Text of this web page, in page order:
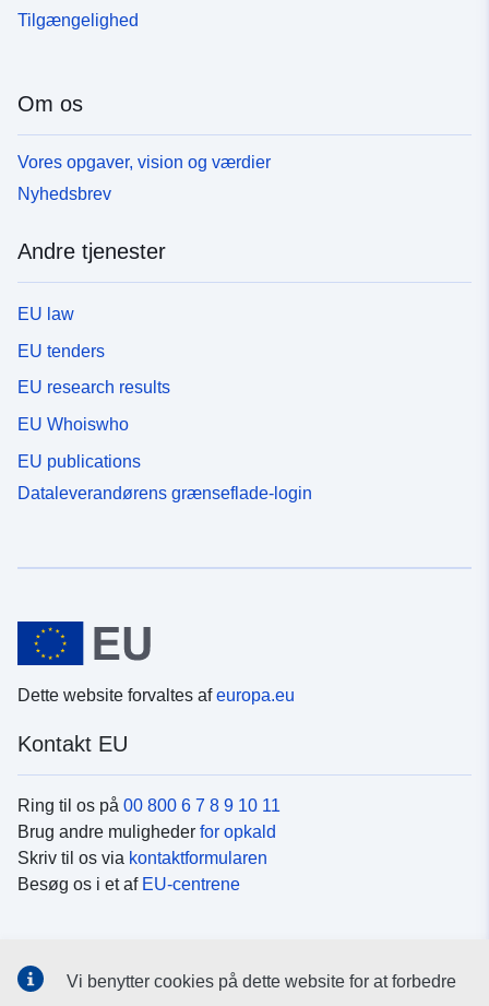
Tilgængelighed
Om os
Vores opgaver, vision og værdier
Nyhedsbrev
Andre tjenester
EU law
EU tenders
EU research results
EU Whoiswho
EU publications
Dataleverandørens grænseflade-login
Dette website forvaltes afeuropa.eu
Kontakt EU
Ring til os på 00 800 6 7 8 9 10 11
Brug andre muligheder for opkald
Skriv til os via kontaktformularen
Besøg os i et af EU-centrene
Vi benytter cookies på dette website for at forbedre